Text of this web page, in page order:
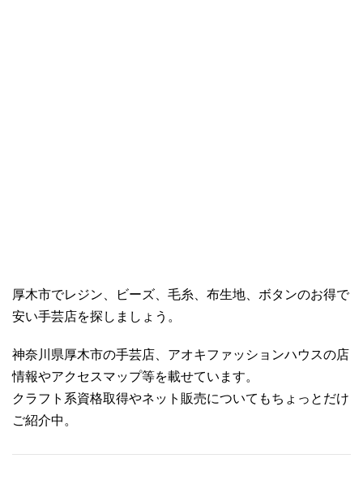
厚木市でレジン、ビーズ、毛糸、布生地、ボタンのお得で
安い手芸店を探しましょう。
神奈川県厚木市の手芸店、アオキファッションハウスの店
情報やアクセスマップ等を載せています。
クラフト系資格取得やネット販売についてもちょっとだけ
ご紹介中。